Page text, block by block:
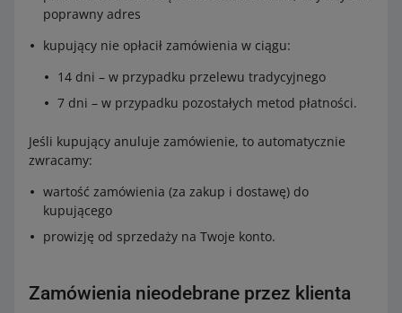
poprawny adres
kupujący nie opłacił zamówienia w ciągu:
14 dni – w przypadku przelewu tradycyjnego
7 dni – w przypadku pozostałych metod płatności.
Jeśli kupujący anuluje zamówienie, to automatycznie
zwracamy:
wartość zamówienia (za zakup i dostawę) do
kupującego
prowizję od sprzedaży na Twoje konto.
Zamówienia nieodebrane przez klienta